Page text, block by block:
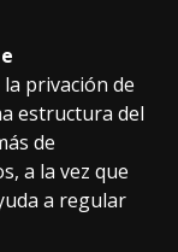
privación de
estructura del
de
a la vez que
a regular